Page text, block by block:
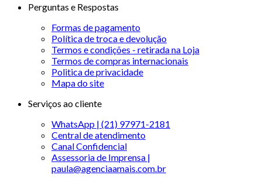
Perguntas e Respostas
Formas de pagamento
Política de troca e devolução
Termos e condições - retirada na Loja
Termos de compras internacionais
Politica de privacidade
Mapa do site
Serviços ao cliente
WhatsApp | (21) 97971-2181
Central de atendimento
Canal Confidencial
Assessoria de Imprensa |
paula@agenciaamais.com.br